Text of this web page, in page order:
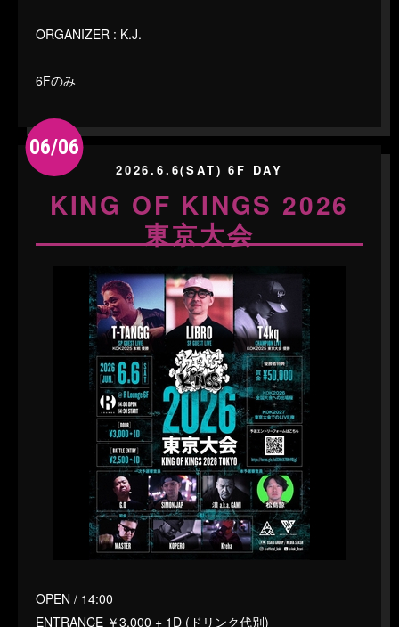
ORGANIZER : K.J.
6Fのみ
06/06
2026.6.6(SAT) 6F DAY
KING OF KINGS 2026
東京大会
OPEN / 14:00
ENTRANCE ￥3,000 + 1D (ドリンク代別)